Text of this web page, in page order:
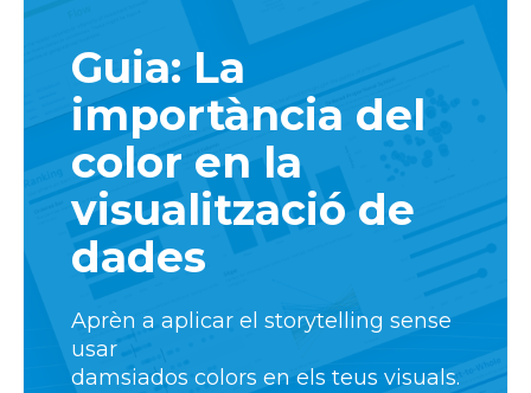
Guia: La
importància del
color en la
visualització de
dades
Aprèn a aplicar el storytelling sense
usar
damsiados colors en els teus visuals.